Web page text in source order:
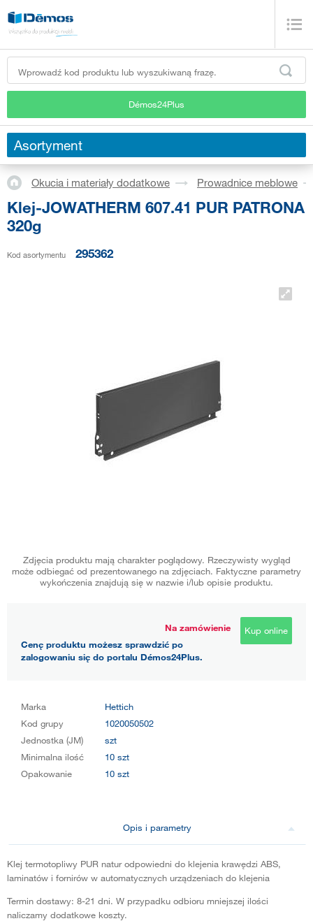
Démos24Plus
Asortyment
Okucia i materiały dodatkowe Prowadnice meblowe
Klej-JOWATHERM 607.41 PUR PATRONA
320g
Kod asortymentu 295362
Zdjęcia produktu mają charakter poglądowy. Rzeczywisty wygląd
może odbiegać od prezentowanego na zdjęciach. Faktyczne parametry
wykończenia znajdują się w nazwie i/lub opisie produktu.
Na zamówienie
Cenę produktu możesz sprawdzić po
zalogowaniu się do portalu Démos24Plus.
Kup online
Marka
Hettich
Kod grupy
1020050502
Jednostka (JM)
szt
Minimalna ilość
10 szt
Opakowanie
10 szt
Opis i parametry
Klej termotopliwy PUR natur odpowiedni do klejenia krawędzi ABS,
laminatów i fornirów w automatycznych urządzeniach do klejenia
Termin dostawy: 8-21 dni. W przypadku odbioru mniejszej ilości
naliczamy dodatkowe koszty.